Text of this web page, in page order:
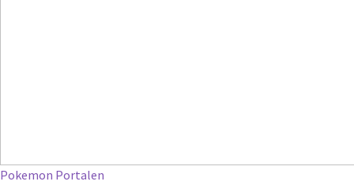
Pokemon Portalen